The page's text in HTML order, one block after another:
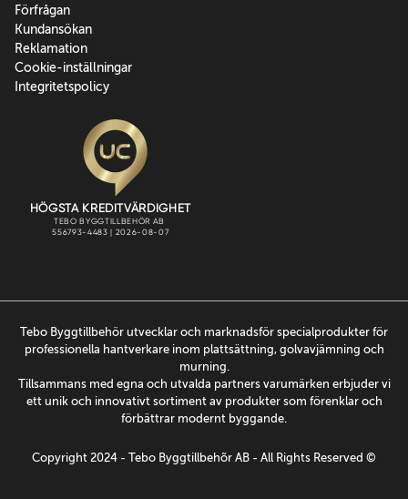
Förfrågan
Kundansökan
Reklamation
Cookie-inställningar
Integritetspolicy
Tebo Byggtillbehör utvecklar och marknadsför specialprodukter för
professionella hantverkare inom plattsättning, golvavjämning och
murning.
Tillsammans med egna och utvalda partners varumärken erbjuder vi
ett unik och innovativt sortiment av produkter som förenklar och
förbättrar modernt byggande.
Copyright 2024 - Tebo Byggtillbehõr AB - All Rights Reserved ©